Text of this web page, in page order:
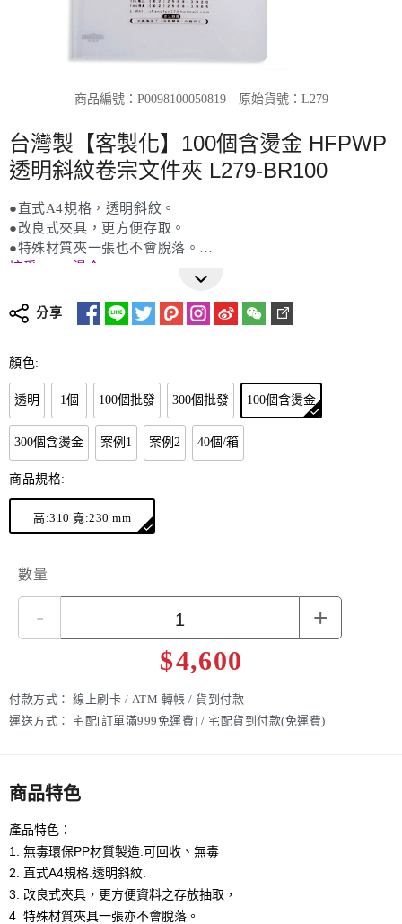
商品編號：P0098100050819 原始貨號：L279
台灣製【客製化】100個含燙金 HFPWP
透明斜紋卷宗文件夾 L279-BR100
●直式A4規格，透明斜紋。
●改良式夾具，更方便存取。
●特殊材質夾一張也不會脫落。
接受 Logo燙金
更多詳細介紹
分享
顏色:
透明 1個 100個批發 300個批發 100個含燙金
300個含燙金 案例1 案例2 40個/箱
商品規格:
高:310 寬:230 mm
數量
- +
$4,600
付款方式： 線上刷卡 / ATM 轉帳 / 貨到付款
運送方式：
宅配[訂單滿999免運費] / 宅配貨到付款(免運費)
商品特色
產品特色：
1. 無毒環保PP材質製造.可回收、無毒
2. 直式A4規格.透明斜紋.
3. 改良式夾具，更方便資料之存放抽取，
4. 特殊材質夾具一張亦不會脫落。